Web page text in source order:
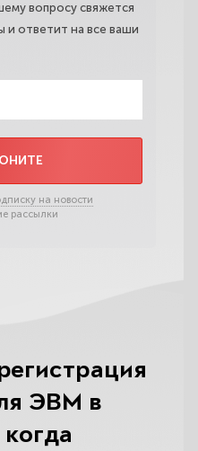
вопросу свяжется
и ответит на все ваши
на новости
рассылки
ЭВМ в